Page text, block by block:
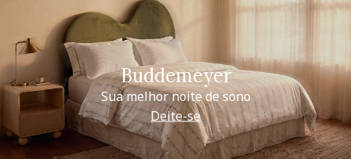
Buddemeyer
Sua melhor noite de sono
Deite-se